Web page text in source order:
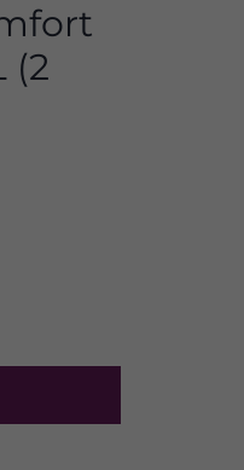
(2